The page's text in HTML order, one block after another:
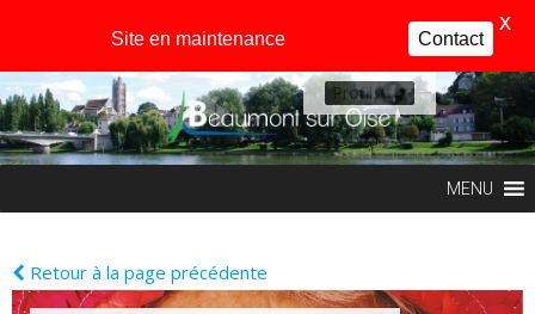
Profil
MENU
Retour à la page précédente
Site en maintenance Contact
X